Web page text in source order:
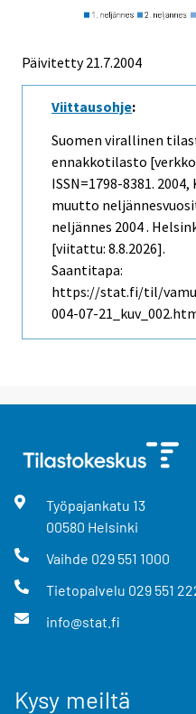
Päivitetty21.7.2004
Viittausohje:
Suomen virallinen
ennakkotilasto
ISSN=1798-8381.
muutto
neljännes 2004 .
[viitattu: 8.8.2026].
Saantitapa:
https://stat.fi/til/
004-07-
Työpajankatu 13
00580 Helsinki
Vaihde 029 551 1000
Tietopalvelu 029 551
info@stat.fi
Kysy meiltä